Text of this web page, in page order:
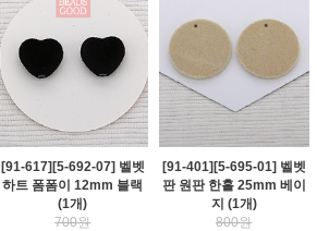
[91-617][5-692-07] 벨벳
하트 폼폼이 12mm 블랙
(1개)
700원
[91-401][5-695-01] 벨벳
판 원판 한홀 25mm 베이
지 (1개)
800원